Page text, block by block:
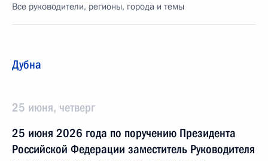
Все руководители, регионы, города и темы
Дубна
25 июня, четверг
25 июня 2026 года по поручению Президента
Российской Федерации заместитель Руководителя